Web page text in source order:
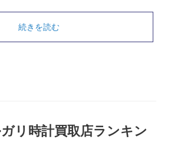
続きを読む
リ時計買取店ランキン